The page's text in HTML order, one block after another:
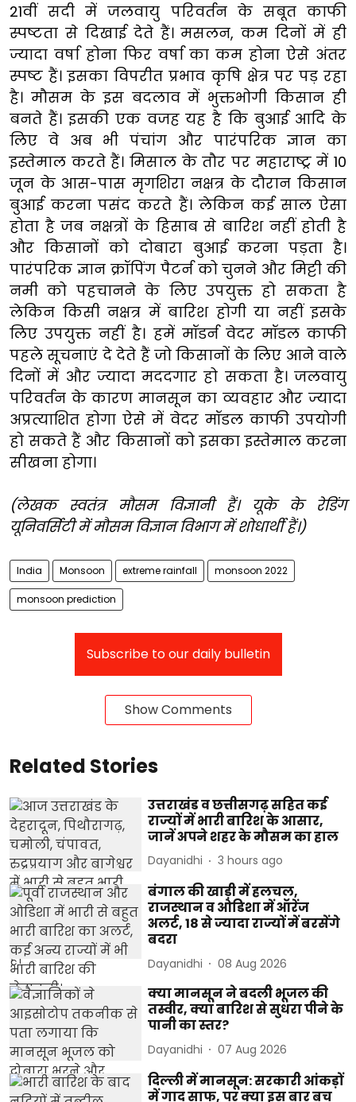
21वीं सदी में जलवायु परिवर्तन के सबूत काफी
स्पष्टता से दिखाई देते हैं। मसलन, कम दिनों में ही
ज्यादा वर्षा होना फिर वर्षा का कम होना ऐसे अंतर
स्पष्ट हैं। इसका विपरीत प्रभाव कृषि क्षेत्र पर पड़ रहा
है। मौसम के इस बदलाव में भुक्तभोगी किसान ही
बनते हैं। इसकी एक वजह यह है कि बुआई आदि के
लिए वे अब भी पंचांग और पारंपरिक ज्ञान का
इस्तेमाल करते हैं। मिसाल के तौर पर महाराष्ट्र में 10
जून के आस-पास मृगशिरा नक्षत्र के दौरान किसान
बुआई करना पसंद करते हैं। लेकिन कई साल ऐसा
होता है जब नक्षत्रों के हिसाब से बारिश नहीं होती है
और किसानों को दोबारा बुआई करना पड़ता है।
पारंपरिक ज्ञान क्रॉपिंग पैटर्न को चुनने और मिट्टी की
नमी को पहचानने के लिए उपयुक्त हो सकता है
लेकिन किसी नक्षत्र में बारिश होगी या नहीं इसके
लिए उपयुक्त नहीं है। हमें मॉडर्न वेदर मॉडल काफी
पहले सूचनाएं दे देते हैं जो किसानों के लिए आने वाले
दिनों में और ज्यादा मददगार हो सकता है। जलवायु
परिवर्तन के कारण मानसून का व्यवहार और ज्यादा
अप्रत्याशित होगा ऐसे में वेदर मॉडल काफी उपयोगी
हो सकते हैं और किसानों को इसका इस्तेमाल करना
सीखना होगा।
(लेखक स्वतंत्र मौसम विज्ञानी हैं। यूके के रेडिंग
यूनिवर्सिटी में मौसम विज्ञान विभाग में शोधार्थी हैं।)
India Monsoon extreme rainfall monsoon 2022
monsoon prediction
Subscribe to our daily bulletin
Show Comments
Related Stories
उत्तराखंड व छत्तीसगढ़ सहित कई
राज्यों में भारी बारिश के आसार,
जानें अपने शहर के मौसम का हाल
Dayanidhi 3 hours ago
बंगाल की खाड़ी में हलचल,
राजस्थान व ओडिशा में ऑरेंज
अलर्ट, 18 से ज्यादा राज्यों में बरसेंगे
बदरा
Dayanidhi 08 Aug 2026
क्या मानसून ने बदली भूजल की
तस्वीर, क्या बारिश से सुधरा पीने के
पानी का स्तर?
Dayanidhi 07 Aug 2026
दिल्ली में मानसून: सरकारी आंकड़ों
में गाद साफ, पर क्या इस बार बच